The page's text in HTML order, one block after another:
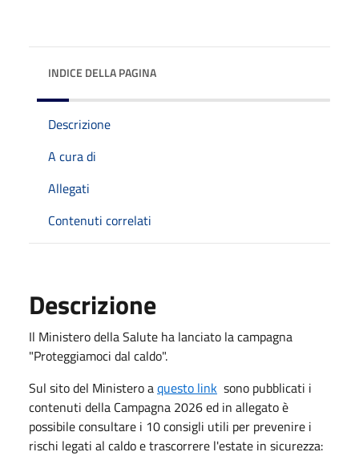
INDICE DELLA PAGINA
Descrizione
A cura di
Allegati
Contenuti correlati
Descrizione
Il Ministero della Salute ha lanciato la campagna
"Proteggiamoci dal caldo".
Sul sito del Ministero aquesto link sono pubblicati i
contenuti della Campagna 2026 ed in allegato è
possibile consultare i 10 consigli utili per prevenire i
rischi legati al caldo e trascorrere l'estate in sicurezza: